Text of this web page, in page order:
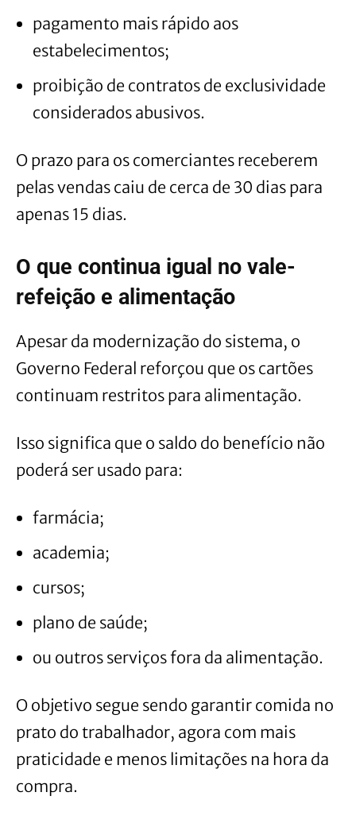
pagamento mais rápido aos
estabelecimentos;
proibição de contratos de exclusividade
considerados abusivos.
O prazo para os comerciantes receberem
pelas vendas caiu de cerca de 30 dias para
apenas 15 dias.
O que continua igual no vale-
refeição e alimentação
Apesar da modernização do sistema, o
Governo Federal reforçou que os cartões
continuam restritos para alimentação.
Isso significa que o saldo do benefício não
poderá ser usado para:
farmácia;
academia;
cursos;
plano de saúde;
ou outros serviços fora da alimentação.
O objetivo segue sendo garantir comida no
prato do trabalhador, agora com mais
praticidade e menos limitações na hora da
compra.